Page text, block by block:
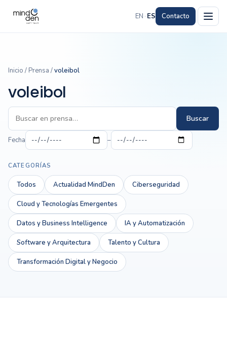
EN · ES Contacto
Inicio / Prensa /voleibol
voleibol
Buscar
Fecha –
CATEGORÍAS
Todos Actualidad MindDen Ciberseguridad
Cloud y Tecnologías Emergentes
Datos y Business Intelligence IA y Automatización
Software y Arquitectura Talento y Cultura
Transformación Digital y Negocio